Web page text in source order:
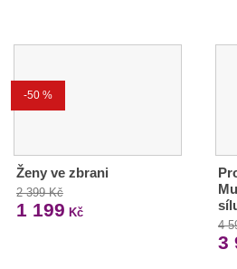
-50 %
Ženy ve zbrani
2 399 Kč
1 199 Kč
4
3